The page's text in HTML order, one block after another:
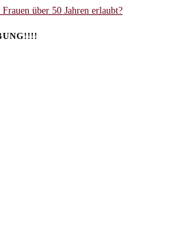
über 50 Jahren erlaubt?